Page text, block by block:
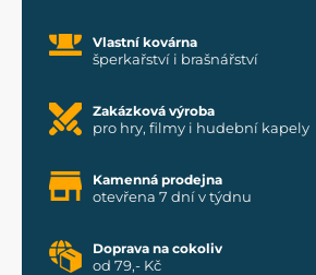
Vlastní kovárna
šperkařství i brašnářství
Zakázková výroba
pro hry, filmy i hudební kapely
Kamenná prodejna
otevřena 7 dní v týdnu
Doprava na cokoliv
od 79,- Kč